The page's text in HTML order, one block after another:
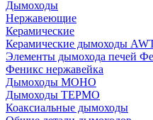
Дымоходы
Нержавеющие
Керамические
Керамические дымоходы
Элементы дымохода печей
Феникс нержавейка
Дымоходы МОНО
Дымоходы ТЕРМО
Коаксиальные дымоходы